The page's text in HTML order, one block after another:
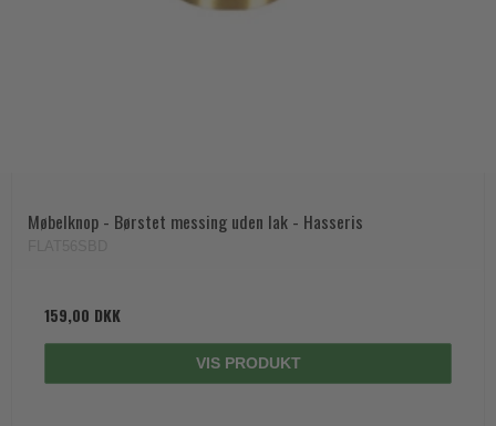
Møbelknop - Børstet messing uden lak - Hasseris
159,00 DKK
VIS PRODUKT